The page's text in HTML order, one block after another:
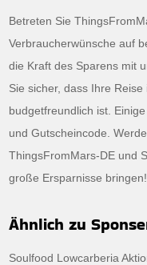
Betreten Sie
Verbraucherwünsche auf
die Kraft des Sparens mit
Sie sicher, dass Ihre
budgetfreundlich ist.
und Gutscheincode.
ThingsFromMars-DE und
große Ersparnisse bringen!
Ähnlich zu
Soulfood Lowcarberia